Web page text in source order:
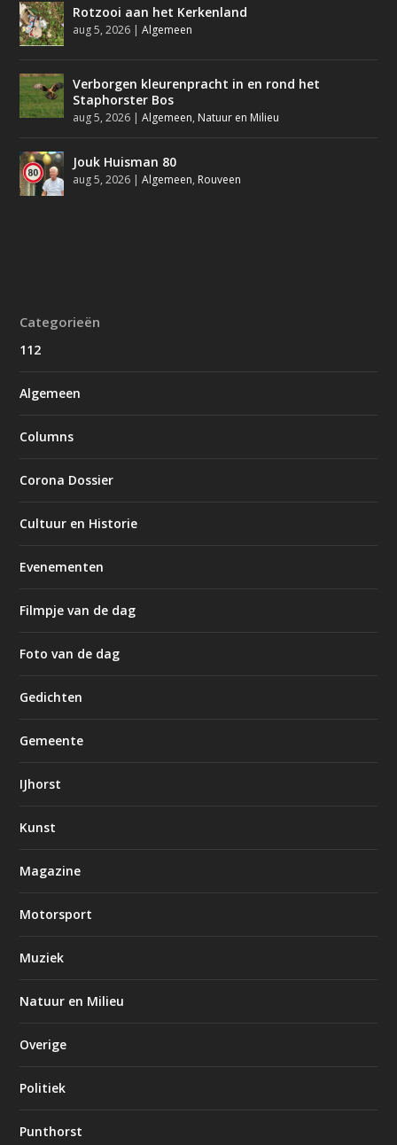
Rotzooi aan het Kerkenland
aug 5, 2026 |Algemeen
Verborgen kleurenpracht in en rond het
Staphorster Bos
aug 5, 2026 |Algemeen, Natuur en Milieu
Jouk Huisman 80
aug 5, 2026 |Algemeen, Rouveen
Categorieën
112
Algemeen
Columns
Corona Dossier
Cultuur en Historie
Evenementen
Filmpje van de dag
Foto van de dag
Gedichten
Gemeente
IJhorst
Kunst
Magazine
Motorsport
Muziek
Natuur en Milieu
Overige
Politiek
Punthorst